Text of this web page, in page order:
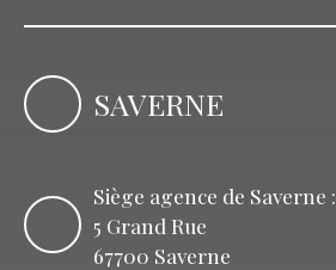
SAVERNE
Siège agence de Saverne :
5 Grand Rue
67700 Saverne